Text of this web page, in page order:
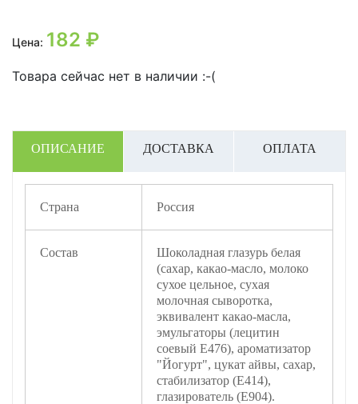
Цена: 182 ₽
Товара сейчас нет в наличии :-(
ОПИСАНИЕ ДОСТАВКА ОПЛАТА
Страна Россия
Состав
Шоколадная глазурь белая
(сахар, какао-масло, молоко
сухое цельное, сухая
молочная сыворотка,
эквивалент какао-масла,
эмульгаторы (лецитин
соевый Е476), ароматизатор
"Йогурт", цукат айвы, сахар,
стабилизатор (Е414),
глазирователь (Е904).